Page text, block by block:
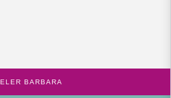
BARBARA